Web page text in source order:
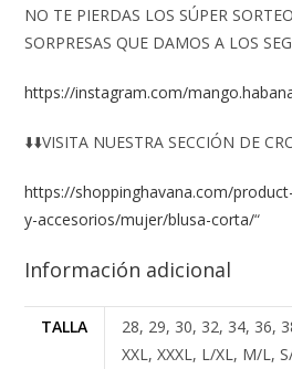
NO TE PIERDAS LOS SÚPER
SORPRESAS QUE DAMOS A LOS
https://instagram.com/
⬇️⬇️VISITA NUESTRA SECCIÓN DE
https://shoppinghavana.com/
y-accesorios/mujer/blusa-corta/“
Información adicional
TALLA
28, 29, 30, 32, 34, 36,
XXL, XXXL, L/XL, M/L,